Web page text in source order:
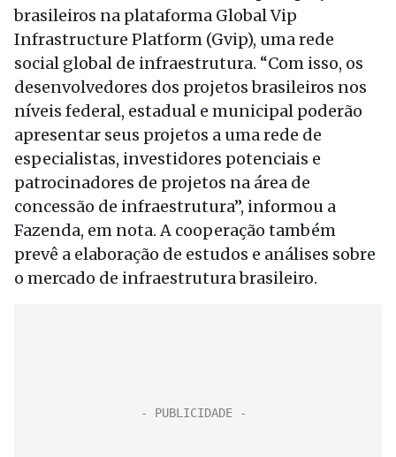
brasileiros na plataforma Global Vip
Infrastructure Platform (Gvip), uma rede
social global de infraestrutura. “Com isso, os
desenvolvedores dos projetos brasileiros nos
níveis federal, estadual e municipal poderão
apresentar seus projetos a uma rede de
especialistas, investidores potenciais e
patrocinadores de projetos na área de
concessão de infraestrutura”, informou a
Fazenda, em nota. A cooperação também
prevê a elaboração de estudos e análises sobre
o mercado de infraestrutura brasileiro.